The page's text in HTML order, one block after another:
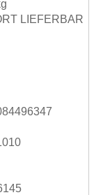
LIEFERBAR